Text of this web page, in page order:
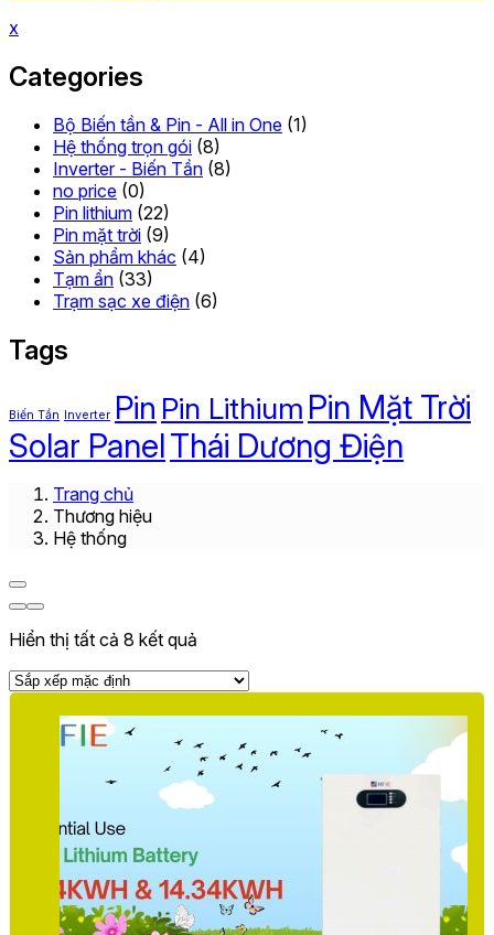
x
Categories
Bộ Biến tần & Pin - All in One (1)
Hệ thống trọn gói (8)
Inverter - Biến Tần (8)
no price (0)
Pin lithium (22)
Pin mặt trời (9)
Sản phẩm khác (4)
Tạm ẩn (33)
Trạm sạc xe điện (6)
Tags
Biến Tần Inverter Pin Pin Lithium Pin Mặt Trời
Solar PanelThái Dương Điện
Trang chủ
Thương hiệu
Hệ thống
Hiển thị tất cả 8 kết quả